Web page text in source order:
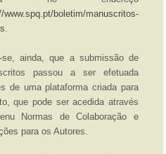
www.spq.pt/boletim/manuscritos-
se, ainda, que a submissão de
passou a ser efetuada
de uma plataforma criada para
que pode ser acedida através
Normas de Colaboração e
para os Autores.